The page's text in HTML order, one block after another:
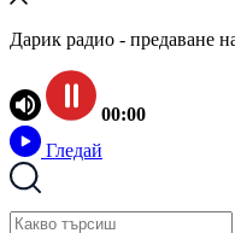
Дарик радио - предаване
00:00
Гледай